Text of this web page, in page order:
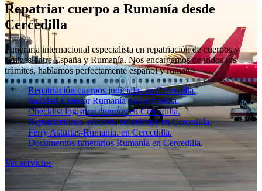
Repatriar cuerpo a Rumanía desde
Cercedilla
Funeraria internacional especialista en repatriación de cuerpos y
cenizas entre España y Rumanía. Nos encargamos de todos los
trámites, hablamos perfectamente español y rumano
Repatriación cuerpos judiciales en Cercedilla.
Sanidad Exterior Rumanía en Cercedilla.
Checklist logístico cuerpos en Cercedilla.
Repatriaciones, retrasos, soluciones en Cercedilla.
Ferry Asturias-Rumanía. en Cercedilla.
Documentos funerarios Rumanía en Cercedilla.
Ver servicios